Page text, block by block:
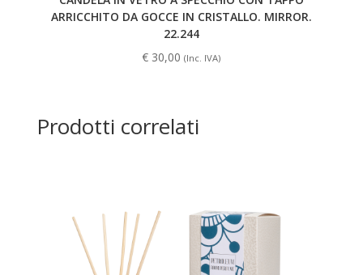
ARRICCHITO DA GOCCE IN CRISTALLO. MIRROR.
22.244
€ 30,00 (Inc. IVA)
Prodotti correlati